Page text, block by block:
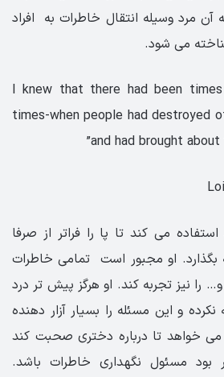
آن مرد وسیله انتقال خاطرات به افراد
می شود.
“I knew that there had been
times-when people had destroyed
and had brought
می کند تا پا را فراتر از صرفا
او مجبور است تمامی خاطرات
را نیز تجربه کند. او هرگز پیش تر درد
و این مسئله را بسیار آزار دهنده
می خواهد تا درباره دختری صحبت کند
مسئول نگهداری خاطرات باشد.